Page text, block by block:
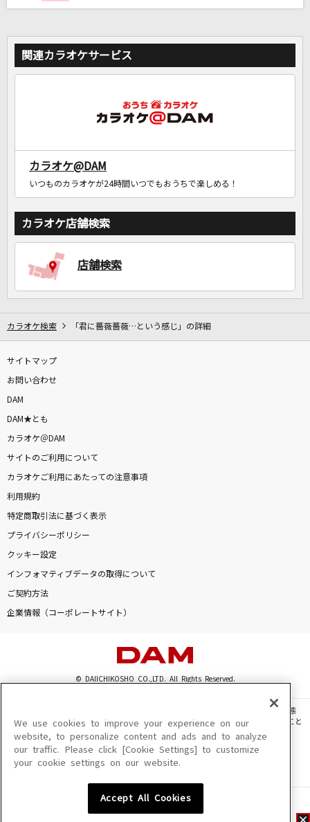
関連カラオケサービス
カラオケ@DAM
いつものカラオケが24時間いつでもおうちで楽しめる！
カラオケ店舗検索
店舗検索
カラオケ検索 「君に薔薇薔薇…という感じ」の詳細
サイトマップ
お問い合わせ
DAM
DAM★とも
カラオケ＠DAM
サイトのご利用について
カラオケご利用にあたっての注意事項
利用規約
特定商取引法に基づく表示
プライバシーポリシー
クッキー設定
インフォマティブデータの取得について
ご契約方法
企業情報（コーポレートサイト）
© DAIICHIKOSHO CO.,LTD. All Rights Reserved.
このサイトに掲載されている一切の文章・画像・写真・動画・音声等を、手段や形態
を問わず、著作権法の定める範囲を超えて無断で複製、転載、ファイル化などすること
を禁じます。
楽曲及びコンテンツは、機種によりご利用いただけない場合があります。
楽曲及びコンテンツの配信日、配信内容が変更になる場合があります。
We use cookies to improve your experience on our
website, to personalize content and ads and to analyze
our traffic. Please click [Cookie Settings] to customize
your cookie settings on our website.
Accept All Cookies